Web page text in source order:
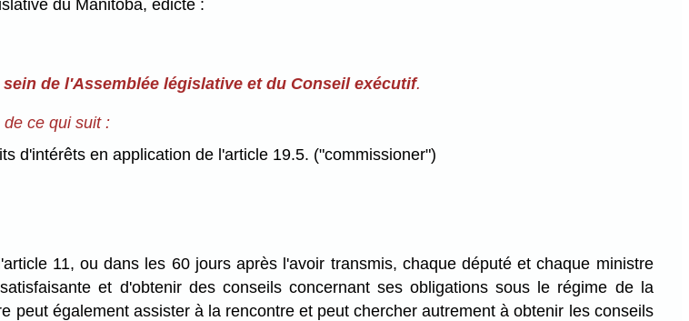
du Manitoba, édicte :
de l'Assemblée législative et du Conseil exécutif.
ce qui suit :
d'intérêts en application de l'article 19.5. ("commissioner")
11, ou dans les 60 jours après l'avoir transmis, chaque député et chaque ministre
et d'obtenir des conseils concernant ses obligations sous le régime de la
peut également assister à la rencontre et peut chercher autrement à obtenir les conseils